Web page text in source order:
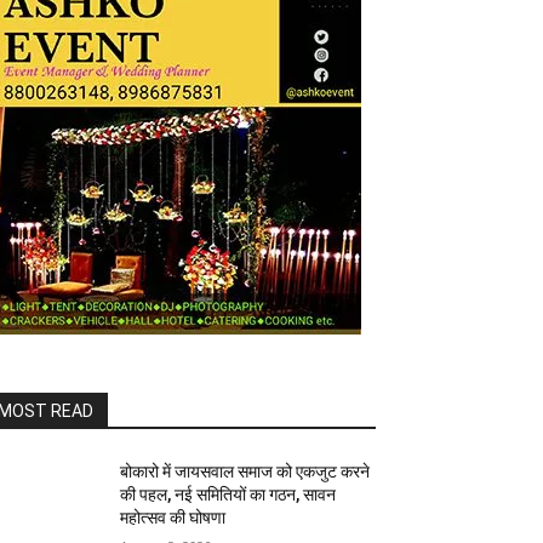
READ
बोकारो में जायसवाल समाज को एकजुट करने
की पहल, नई समितियों का गठन, सावन
महोत्सव की घोषणा